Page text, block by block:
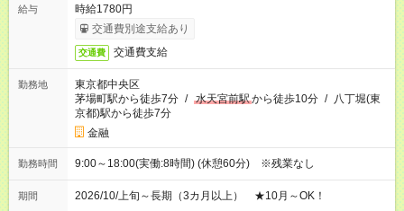
給与
時給1780円
交通費別途支給あり
交通費 交通費支給
勤務地
東京都中央区
茅場町駅から徒歩7分 / 水天宮前駅から徒歩10分 / 八丁堀(東
京都)駅から徒歩7分
金融
勤務時間 9:00～18:00(実働:8時間) (休憩60分) ※残業なし
期間 2026/10/上旬～長期（3カ月以上） ★10月～OK！